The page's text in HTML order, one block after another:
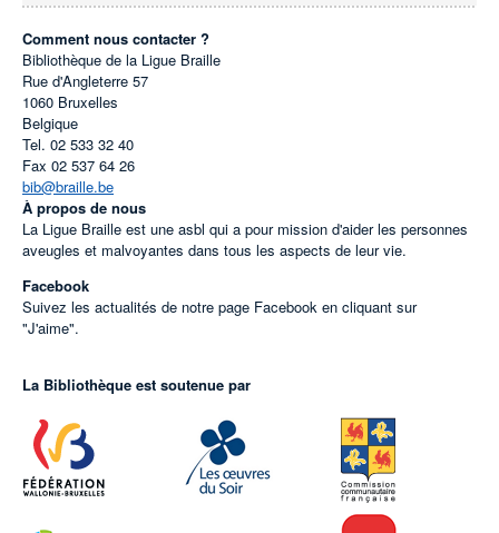
Comment nous contacter ?
Bibliothèque de la Ligue Braille
Rue d'Angleterre 57
1060 Bruxelles
Belgique
Tel. 02 533 32 40
Fax 02 537 64 26
bib@braille.be
À propos de nous
La Ligue Braille est une asbl qui a pour mission d'aider les personnes
aveugles et malvoyantes dans tous les aspects de leur vie.
Facebook
Suivez les actualités de notre page Facebook en cliquant sur
"J'aime".
La Bibliothèque est soutenue par